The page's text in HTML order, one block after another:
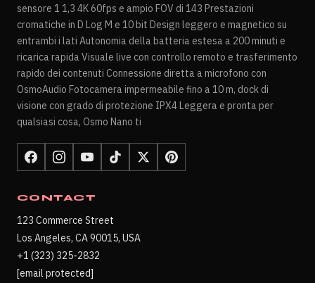
sensore 1 1,3 4K 60fps e ampio FOV di 143 Prestazioni
cromatiche in D Log M e 10 bit Design leggero e magnetico su
entrambi i lati Autonomia della batteria estesa a 200 minuti e
ricarica rapida Visuale live con controllo remoto e trasferimento
rapido dei contenuti Connessione diretta a microfono con
OsmoAudio Fotocamera impermeabile fino a 10 m, dock di
visione con grado di protezione IPX4 Leggera e pronta per
qualsiasi cosa, Osmo Nano ti
CONTACT
123 Commerce Street
Los Angeles, CA 90015, USA
+1 (323) 325-2832
[email protected]